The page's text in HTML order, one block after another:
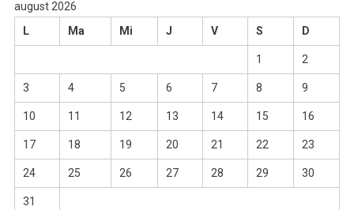
august 2026
L
Ma Mi J V S D
1 2
3 4 5 6 7 8 9
10 11 12 13 14 15 16
17 18 19 20 21 22 23
24 25 26 27 28 29 30
31